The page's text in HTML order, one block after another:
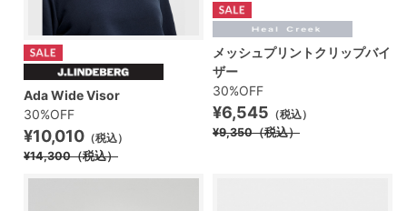
Ada Wide Visor
30%OFF
¥10,010 （税込）
¥14,300（税込）
メッシュプリントクリップバイ
ザー
30%OFF
¥6,545 （税込）
¥9,350（税込）